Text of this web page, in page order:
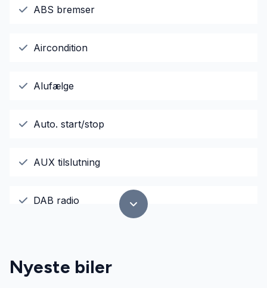
ABS bremser
Aircondition
Alufælge
Auto. start/stop
AUX tilslutning
DAB radio
El-ruder
Nyeste biler